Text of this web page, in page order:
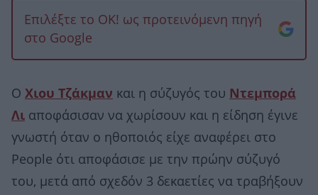
Επιλέξτε το OK! ως προτεινόμενη πηγή
στο Google
Ο Χιου Τζάκμαν και η σύζυγός του Ντεμπορά
Λι αποφάσισαν να χωρίσουν και η είδηση έγινε
γνωστή όταν ο ηθοποιός είχε αναφέρει στο
People ότι αποφάσισε με την πρώην σύζυγό
του, μετά από σχεδόν 3 δεκαετίες να τραβήξουν